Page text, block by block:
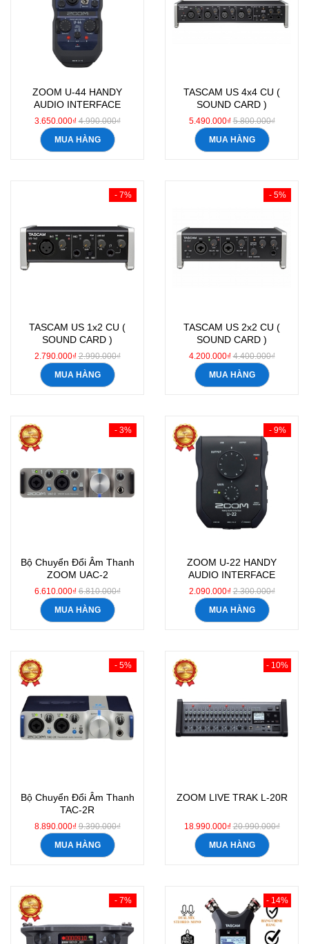
ZOOM U-44 HANDY
AUDIO INTERFACE
3.650.000₫4.990.000₫
MUA HÀNG
TASCAM US 4x4 CU (
SOUND CARD )
5.490.000₫5.800.000₫
MUA HÀNG
- 7%
TASCAM US 1x2 CU (
SOUND CARD )
2.790.000₫2.990.000₫
MUA HÀNG
- 5%
TASCAM US 2x2 CU (
SOUND CARD )
4.200.000₫4.400.000₫
MUA HÀNG
- 3%
Bộ Chuyển Đổi Âm Thanh
ZOOM UAC-2
6.610.000₫6.810.000₫
MUA HÀNG
- 9%
ZOOM U-22 HANDY
AUDIO INTERFACE
2.090.000₫2.300.000₫
MUA HÀNG
- 5%
Bộ Chuyển Đổi Âm Thanh
TAC-2R
8.890.000₫9.390.000₫
MUA HÀNG
- 10%
ZOOM LIVE TRAK L-20R
18.990.000₫20.990.000₫
MUA HÀNG
- 7% - 14%